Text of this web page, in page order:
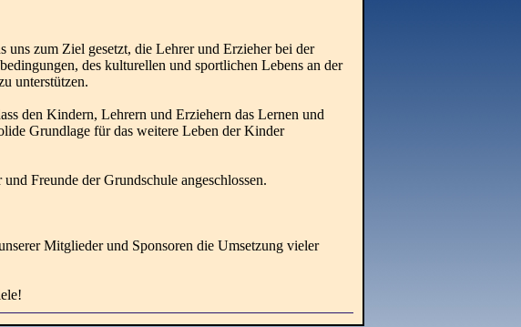
zum Ziel gesetzt, die Lehrer und Erzieher bei der
des kulturellen und sportlichen Lebens an der
unterstützen.
den Kindern, Lehrern und Erziehern das Lernen und
Grundlage für das weitere Leben der Kinder
Freunde der Grundschule angeschlossen.
Mitglieder und Sponsoren die Umsetzung vieler